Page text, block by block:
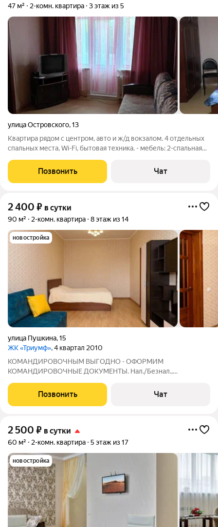
47 м² 2-комн. квартира 3 этаж из 5
улица Островского,13
Квартира рядом с центром, авто и ж/д вокзалом. 4 отдельных
спальных места, Wi-Fi, бытовая техника. - мебель: 2-спальная
для одежды, письменный стол, журнальный столик,два кресла;
- бытовая
Позвонить Чат
2 400 ₽ в сутки
90 м² 2-комн. квартира 8 этаж из 14
новостройка
улица Пушкина,15
ЖК «Триумф», 4 квартал 2010
КОМАНДИРОВОЧНЫМ ВЫГОДНО - ОФОРМИМ
КОМАНДИРОВОЧНЫЕ ДОКУМЕНТЫ. Нал./Безнал.,
Квартира (90м2). Шесть квартир находятся в одном доме -
удобно для размещения групп гостей. Возможна оплата
Позвонить Чат
2 500 ₽ в сутки
60 м² 2-комн. квартира 5 этаж из 17
новостройка